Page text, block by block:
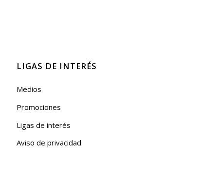
LIGAS DE INTERÉS
Medios
Promociones
Ligas de interés
Aviso de privacidad